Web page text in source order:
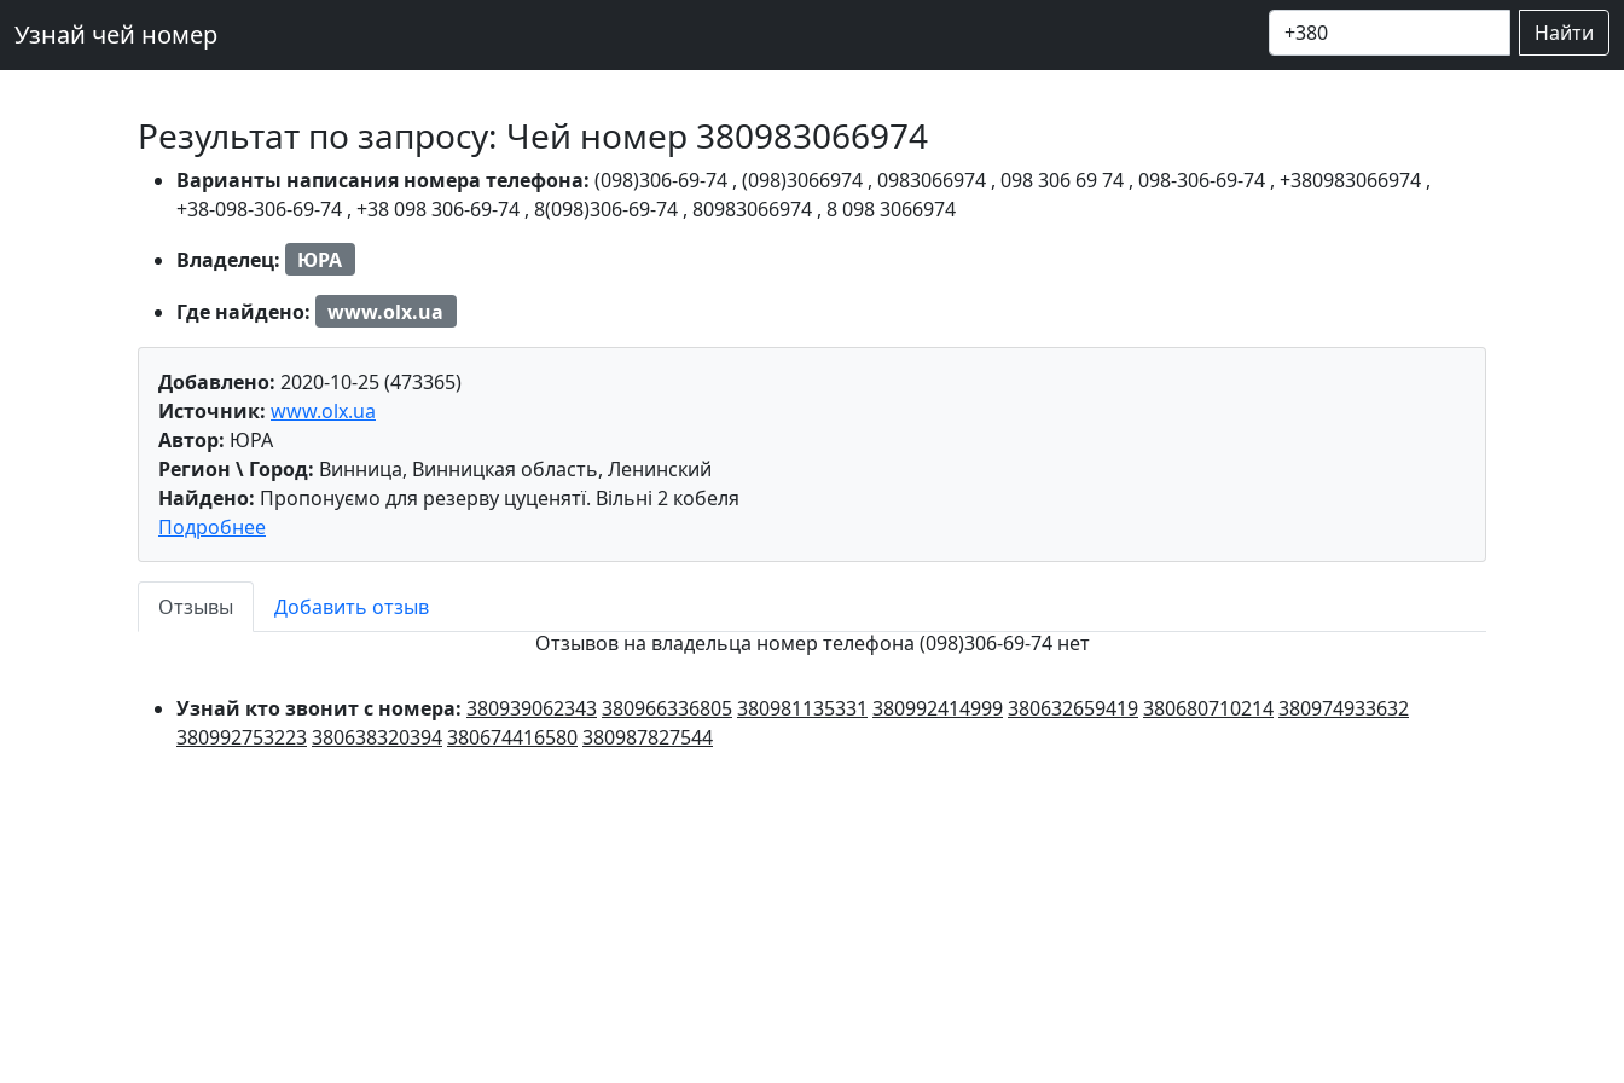
Узнай чей номер Найти
Результат по запросу: Чей номер 380983066974
Варианты написания номера телефона: (098)306-69-74 , (098)3066974 , 0983066974 , 098 306 69 74 , 098-306-69-74 , +380983066974 ,
+38-098-306-69-74 , +38 098 306-69-74 , 8(098)306-69-74 , 80983066974 , 8 098 3066974
Владелец:
ЮРА
Где найдено:
www.olx.ua
Добавлено: 2020-10-25 (473365)
Источник: www.olx.ua
Автор: ЮРА
Регион \ Город: Винница, Винницкая область, Ленинский
Найдено: Пропонуємо для резерву цуценятї. Вільні 2 кобеля
Подробнее
Отзывы
Добавить отзыв
Отзывов на владельца номер телефона (098)306-69-74 нет
Узнай кто звонит с номера: 380939062343380966336805380981135331 380992414999380632659419380680710214380974933632
380992753223380638320394380674416580380987827544